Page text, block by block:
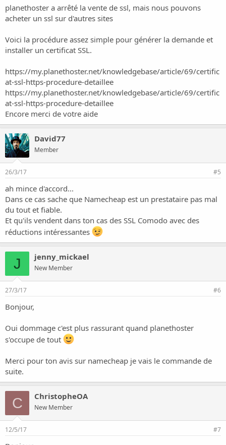
planethoster a arrêté la vente de ssl, mais nous pouvons
acheter un ssl sur d'autres sites
Voici la procédure assez simple pour générer la demande et
installer un certificat SSL.
https://my.planethoster.net/knowledgebase/article/69/certific
at-ssl-https-procedure-detaillee
https://my.planethoster.net/knowledgebase/article/69/certific
at-ssl-https-procedure-detaillee
Encore merci de votre aide
David77
Member
26/3/17 #5
ah mince d'accord...
Dans ce cas sache que Namecheap est un prestataire pas mal
du tout et fiable.
Et qu'ils vendent dans ton cas des SSL Comodo avec des
réductions intéressantes
J jenny_mickael
New Member
27/3/17 #6
Bonjour,
Oui dommage c'est plus rassurant quand planethoster
s'occupe de tout
Merci pour ton avis sur namecheap je vais le commande de
suite.
C ChristopheOA
New Member
12/5/17 #7